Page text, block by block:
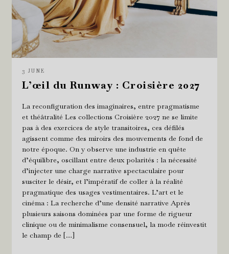
3 JUNE
L’œil du Runway : Croisière 2027
La reconfiguration des imaginaires, entre pragmatisme
et théâtralité Les collections Croisière 2027 ne se limite
pas à des exercices de style transitoires, ces défilés
agissent comme des miroirs des mouvements de fond de
notre époque. On y observe une industrie en quête
d’équilibre, oscillant entre deux polarités : la nécessité
d’injecter une charge narrative spectaculaire pour
susciter le désir, et l’impératif de coller à la réalité
pragmatique des usages vestimentaires. L’art et le
cinéma : La recherche d’une densité narrative Après
plusieurs saisons dominées par une forme de rigueur
clinique ou de minimalisme consensuel, la mode réinvestit
le champ de […]